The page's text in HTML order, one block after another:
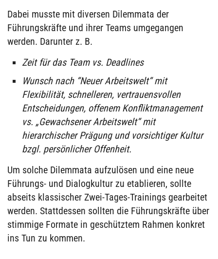
Dabei musste mit diversen Dilemmata der
Führungskräfte und ihrer Teams umgegangen
werden. Darunter z. B.
Zeit für das Team vs. Deadlines
Wunsch nach “Neuer Arbeitswelt“ mit
Flexibilität, schnelleren, vertrauensvollen
Entscheidungen, offenem Konfliktmanagement
vs. „Gewachsener Arbeitswelt“ mit
hierarchischer Prägung und vorsichtiger Kultur
bzgl. persönlicher Offenheit.
Um solche Dilemmata aufzulösen und eine neue
Führungs- und Dialogkultur zu etablieren, sollte
abseits klassischer Zwei-Tages-Trainings gearbeitet
werden. Stattdessen sollten die Führungskräfte über
stimmige Formate in geschütztem Rahmen konkret
ins Tun zu kommen.